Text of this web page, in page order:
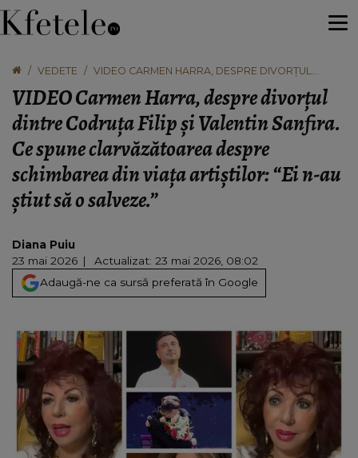
VEDETE
VIDEO CARMEN HARRA, DESPRE DIVORȚUL
SPUNE CLARVĂZĂTOAREA DESPRE SCHIMBAREA
DIN VIAȚA ARTIȘTILOR: “EI N-AU ȘTIUT SĂ O
SALVEZE.”
VIDEO Carmen Harra, despre divorțul
dintre Codruța Filip și Valentin Sanfira.
Ce spune clarvăzătoarea despre
schimbarea din viața artiștilor: “Ei n-au
știut să o salveze.”
Diana Puiu
23 mai 2026
Actualizat: 23 mai 2026, 08:02
Adaugă-ne ca sursă preferată în Google